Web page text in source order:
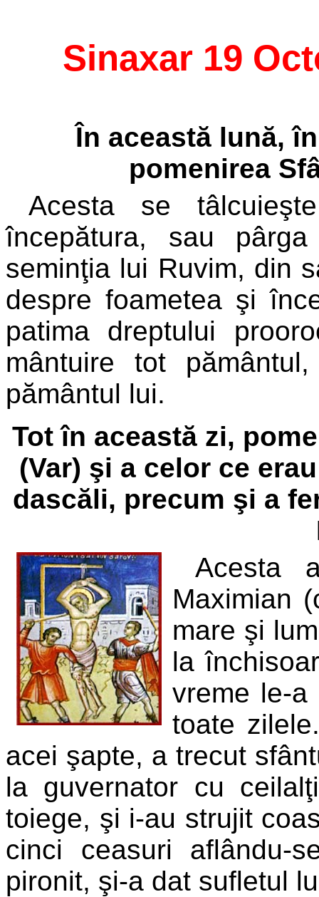
Sinaxar 19
În această lună,
pomenirea
Acesta se
începătura, sau
seminţia lui Ruvim, din
despre foametea şi
patima dreptului
mântuire tot
pământul lui.
Tot în această zi,
(Var) şi a celor ce
dascăli, precum şi a
Acesta
Maximian
mare şi
la
vreme le-
toate
acei şapte, a trecut
la guvernator cu
toiege, şi i-au strujit
cinci ceasuri aflându-
pironit, şi-a dat sufletul